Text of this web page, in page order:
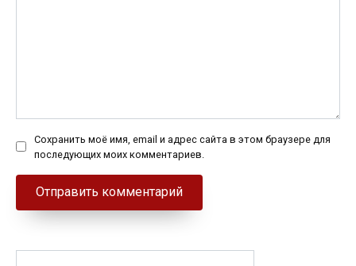
Сохранить моё имя, email и адрес сайта в этом браузере для
последующих моих комментариев.